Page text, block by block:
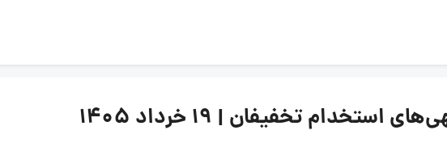
تخفیفان | ۱۹ خرداد ۱۴۰۵